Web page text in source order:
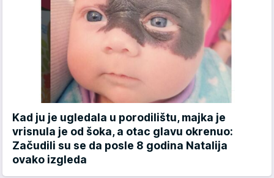
Kad ju je ugledala u porodilištu, majka je
vrisnula je od šoka, a otac glavu okrenuo:
Začudili su se da posle 8 godina Natalija
ovako izgleda